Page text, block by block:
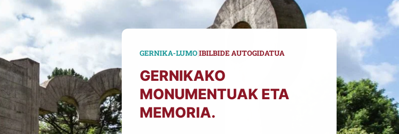
GERNIKA-LUMO|IBILBIDE AUTOGIDATUA
GERNIKAKO
MONUMENTUAK ETA
MEMORIA.